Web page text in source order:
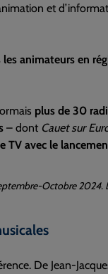
et
animateurs en
plus de 30
– dont Cauet sur
TV avec le
Octobre 2024.
De Jean-